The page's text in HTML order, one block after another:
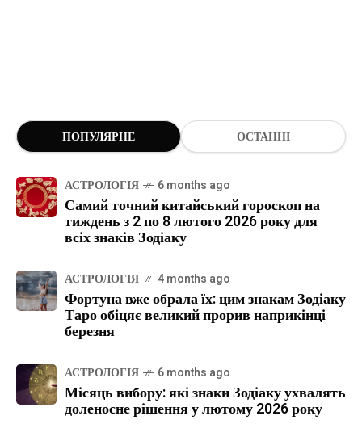
ПОПУЛЯРНЕ ОСТАННІ
АСТРОЛОГІЯ 6 months ago
Самий точний китайський гороскоп на
тиждень з 2 по 8 лютого 2026 року для
всіх знаків Зодіаку
АСТРОЛОГІЯ 4 months ago
Фортуна вже обрала їх: цим знакам Зодіаку
Таро обіцяє великий прорив наприкінці
березня
АСТРОЛОГІЯ 6 months ago
Місяць вибору: які знаки Зодіаку ухвалять
доленосне рішення у лютому 2026 року